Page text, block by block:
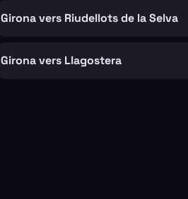
Girona vers Riudellots de la Selva
Girona vers Llagostera